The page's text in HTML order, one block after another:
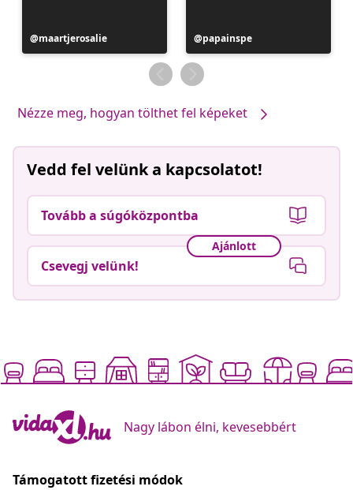
Bejegyzés
közzétevője
maartjerosalie
Bejegyzés
közzétevője
papainspe
Nézze meg, hogyan tölthet fel képeket
Vedd fel velünk a kapcsolatot!
Tovább a súgóközpontba
Ajánlott
Csevegj velünk!
Nagy lábon élni, kevesebbért
Támogatott fizetési módok